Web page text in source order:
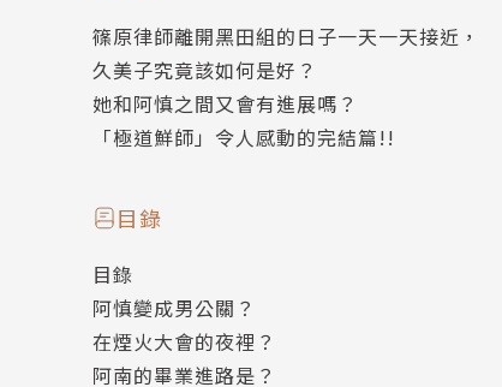
篠原律師離開黑田組的日子一天一天接近，
久美子究竟該如何是好？
她和阿慎之間又會有進展嗎？
「極道鮮師」令人感動的完結篇!!
目錄
目錄
阿慎變成男公關？
在煙火大會的夜裡？
阿南的畢業進路是？